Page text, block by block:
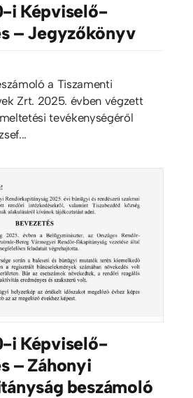
i Képviselő-
– Jegyzőkönyv
a Tiszamenti
Zrt. 2025. évben végzett
tevékenységéről
i Képviselő-
– Záhonyi
beszámoló